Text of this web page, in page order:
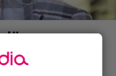
– ”Kaunis